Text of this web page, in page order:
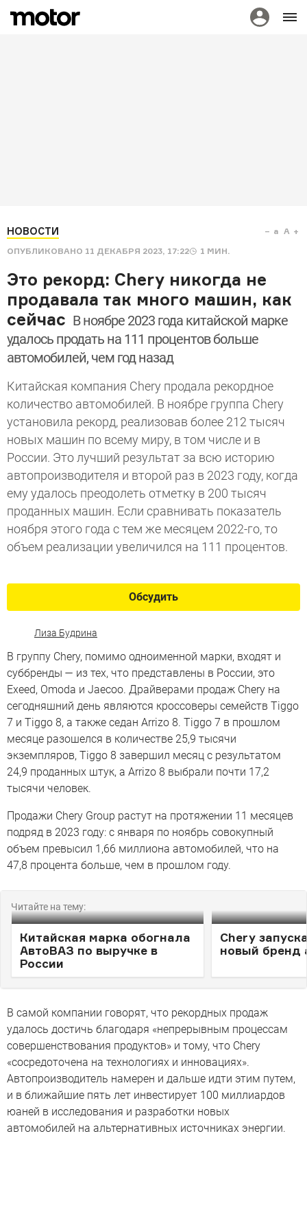
НОВОСТИ
ОПУБЛИКОВАНО 11 ДЕКАБРЯ 2023, 17:22 1 МИН.
a A
Это рекорд: Сhery никогда не
продавала так много машин, как
сейчас В ноябре 2023 года китайской марке
удалось продать на 111 процентов больше
автомобилей, чем год назад
Китайская компания Chery продала рекордное
количество автомобилей. В ноябре группа Chery
установила рекорд, реализовав более 212 тысяч
новых машин по всему миру, в том числе и в
России. Это лучший результат за всю историю
автопроизводителя и второй раз в 2023 году, когда
ему удалось преодолеть отметку в 200 тысяч
проданных машин. Если сравнивать показатель
ноября этого года с тем же месяцем 2022-го, то
объем реализации увеличился на 111 процентов.
Обсудить
Лиза Будрина
В группу Сhery, помимо одноименной марки, входят и
суббренды — из тех, что представлены в России, это
Exeed, Omoda и Jaecoo. Драйверами продаж Сhery на
сегодняшний день являются кроссоверы семейств Tiggo
7 и Tiggo 8, а также седан Arrizo 8. Tiggo 7 в прошлом
месяце разошелся в количестве 25,9 тысячи
экземпляров, Tiggo 8 завершил месяц с результатом
24,9 проданных штук, а Arrizo 8 выбрали почти 17,2
тысячи человек.
Продажи Chery Group растут на протяжении 11 месяцев
подряд в 2023 году: с января по ноябрь совокупный
объем превысил 1,66 миллиона автомобилей, что на
47,8 процента больше, чем в прошлом году.
Читайте на тему:
Китайская марка обогнала
АвтоВАЗ по выручке в
России
Chery
новый бренд
В самой компании говорят, что рекордных продаж
удалось достичь благодаря «непрерывным процессам
совершенствования продуктов» и тому, что Сhery
«сосредоточена на технологиях и инновациях».
Автопроизводитель намерен и дальше идти этим путем,
и в ближайшие пять лет инвестирует 100 миллиардов
юаней в исследования и разработки новых
автомобилей на альтернативных источниках энергии.